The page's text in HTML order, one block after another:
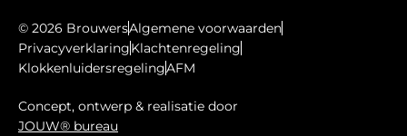
© 2026 BrouwersAlgemene voorwaarden
PrivacyverklaringKlachtenregeling
KlokkenluidersregelingAFM
Concept, ontwerp & realisatie door
JOUW® bureau